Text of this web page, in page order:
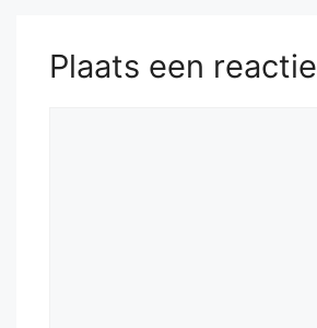
Plaats een reactie